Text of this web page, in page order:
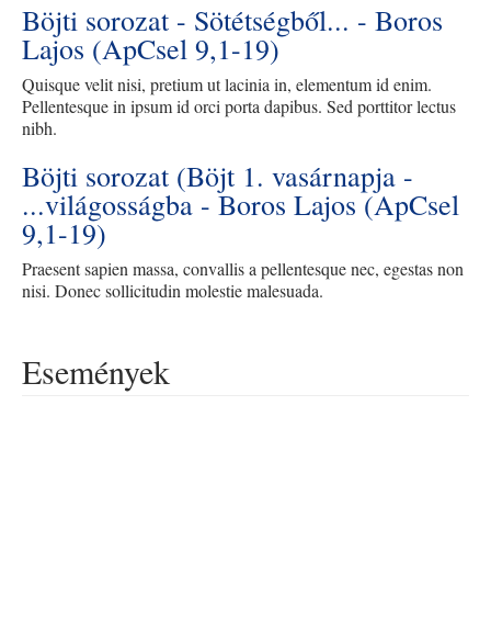
Böjti sorozat - Sötétségből... - Boros
Lajos (ApCsel 9,1-19)
Quisque velit nisi, pretium ut lacinia in, elementum id enim.
Pellentesque in ipsum id orci porta dapibus. Sed porttitor lectus
nibh.
Böjti sorozat (Böjt 1. vasárnapja -
...világosságba - Boros Lajos (ApCsel
9,1-19)
Praesent sapien massa, convallis a pellentesque nec, egestas non
nisi. Donec sollicitudin molestie malesuada.
Események